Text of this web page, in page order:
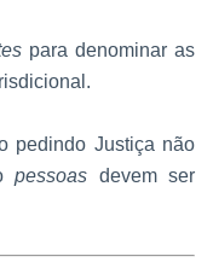
para denominar as
pedindo Justiça não
pessoas devem ser